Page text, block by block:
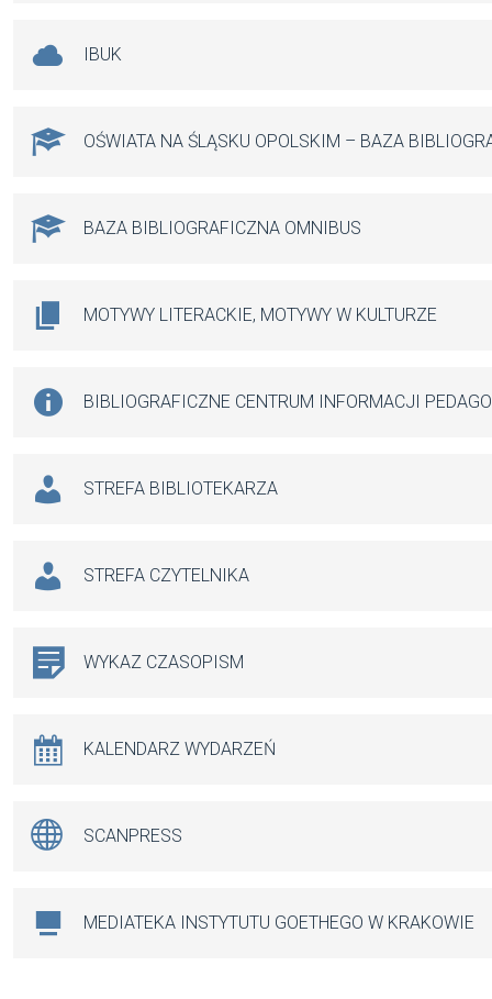
IBUK
OŚWIATA NA ŚLĄSKU OPOLSKIM – BAZA
BAZA BIBLIOGRAFICZNA OMNIBUS
MOTYWY LITERACKIE, MOTYWY W KULTURZE
BIBLIOGRAFICZNE CENTRUM INFORMACJI
STREFA BIBLIOTEKARZA
STREFA CZYTELNIKA
WYKAZ CZASOPISM
KALENDARZ WYDARZEŃ
SCANPRESS
MEDIATEKA INSTYTUTU GOETHEGO W KRAKOWIE